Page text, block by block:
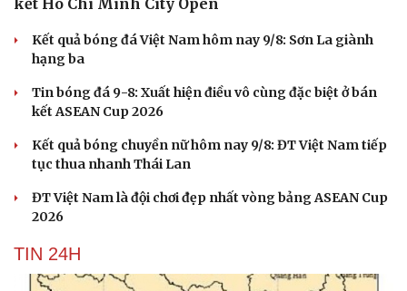
Tư vấn
check-in
Podcast
Kết quả bóng đá Việt Nam hôm nay 9/8: Sơn La giành
hạng ba
Tin bóng đá 9-8: Xuất hiện điều vô cùng đặc biệt ở bán
kết ASEAN Cup 2026
Kết quả bóng chuyền nữ hôm nay 9/8: ĐT Việt Nam tiếp
tục thua nhanh Thái Lan
ĐT Việt Nam là đội chơi đẹp nhất vòng bảng ASEAN Cup
2026
TIN 24H